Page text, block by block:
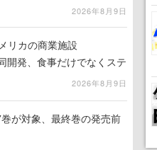
2026年8月9日
リカの商業施設
開発、食事だけでなくステ
2026年8月9日
が対象、最終巻の発売前